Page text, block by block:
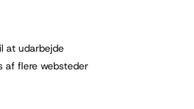
at udarbejde
af flere websteder